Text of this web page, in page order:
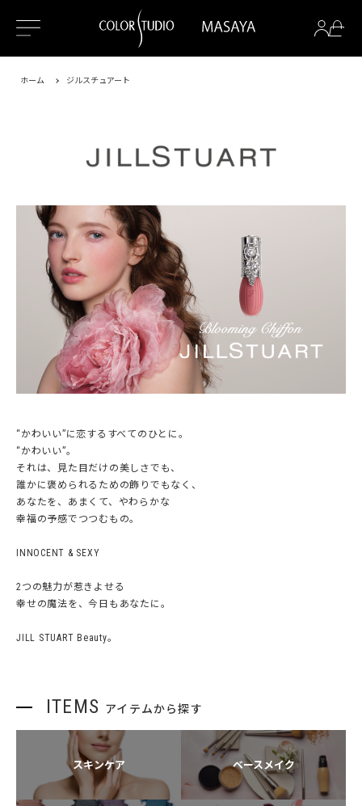
ホーム ジルスチュアート
“かわいい”に恋するすべてのひとに。
“かわいい”。
それは、見た目だけの美しさでも、
誰かに褒められるための飾りでもなく、
あなたを、あまくて、やわらかな
幸福の予感でつつむもの。
INNOCENT & SEXY
2つの魅力が惹きよせる
幸せの魔法を、今日もあなたに。
JILL STUART Beauty。
ITEMS アイテムから探す
スキンケア ベースメイク